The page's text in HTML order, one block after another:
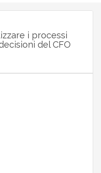
i processi
del CFO